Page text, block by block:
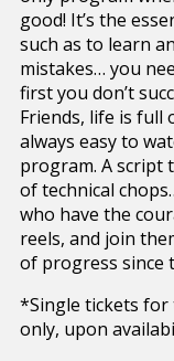
good! It’s the
such as to learn
mistakes… you
first you don’t
Friends, life is full
always easy to
program. A script
of technical
who have the
reels, and join
of progress since
*Single tickets
only, upon